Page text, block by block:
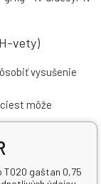
vety)
vysušenie
môže
účinkami.
T020 gaštan 0,75